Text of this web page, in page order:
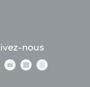
nous